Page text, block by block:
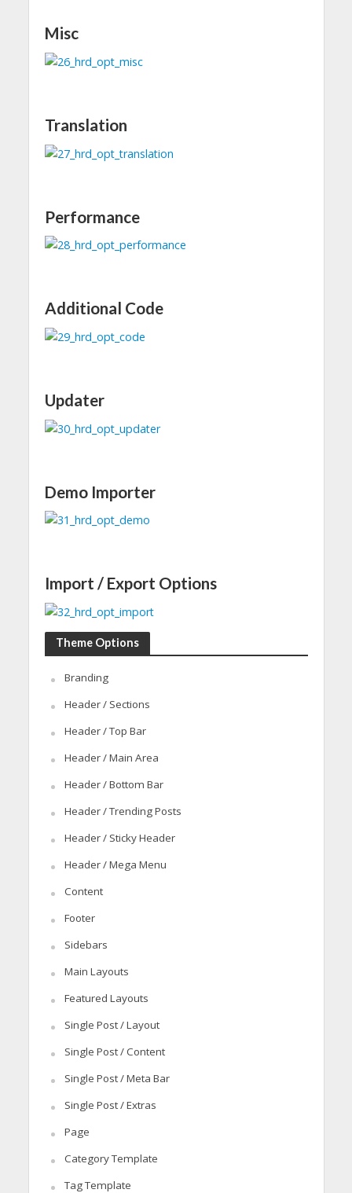
Misc
Translation
Performance
Additional Code
Updater
Demo Importer
Import / Export Options
Theme Options
Branding
Header / Sections
Header / Top Bar
Header / Main Area
Header / Bottom Bar
Header / Trending Posts
Header / Sticky Header
Header / Mega Menu
Content
Footer
Sidebars
Main Layouts
Featured Layouts
Single Post / Layout
Single Post / Content
Single Post / Meta Bar
Single Post / Extras
Page
Category Template
Tag Template